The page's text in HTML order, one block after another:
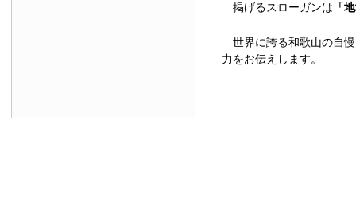
掲げるスローガンは 「
世界に誇る和歌山の自
力をお伝えします。